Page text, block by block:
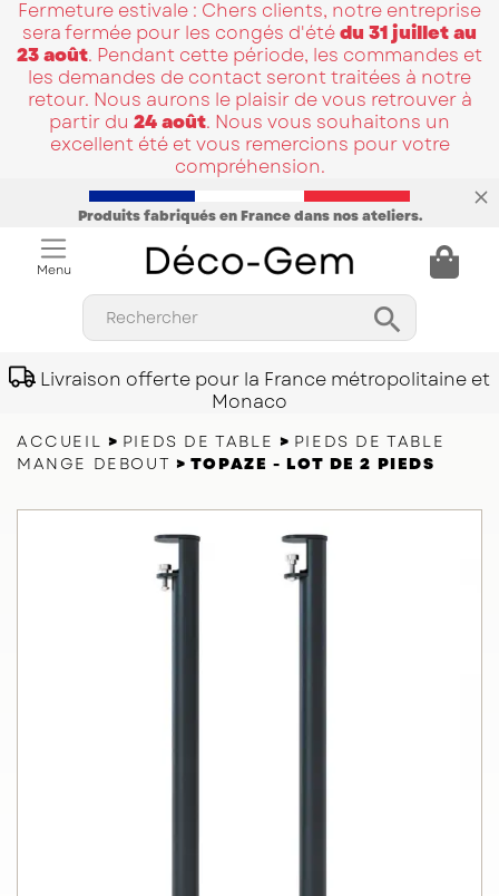
Fermeture estivale : Chers clients, notre entreprise
sera fermée pour les congés d'étédu 31 juillet au
23 août. Pendant cette période, les commandes et
les demandes de contact seront traitées à notre
retour. Nous aurons le plaisir de vous retrouver à
partir du 24 août. Nous vous souhaitons un
excellent été et vous remercions pour votre
compréhension.
Produits fabriqués en France dans nos ateliers.

Rechercher
Menu
Livraison offerte pour la France métropolitaine et
Monaco
ACCUEIL PIEDS DE TABLE
PIEDS DE TABLE
MANGE DEBOUT
TOPAZE - LOT DE 2 PIEDS